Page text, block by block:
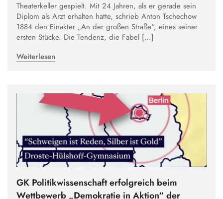
Theaterkeller gespielt. Mit 24 Jahren, als er gerade sein
Diplom als Arzt erhalten hatte, schrieb Anton Tschechow
1884 den Einakter „An der großen Straße“, eines seiner
ersten Stücke. Die Tendenz, die Fabel […]
Weiterlesen
GK Politikwissenschaft erfolgreich beim
Wettbewerb „Demokratie in Aktion“ der